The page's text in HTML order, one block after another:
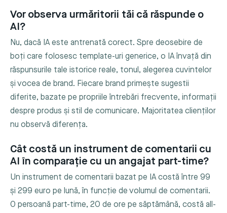
Vor observa urmăritorii tăi că răspunde o
AI?
Nu, dacă IA este antrenată corect. Spre deosebire de
boți care folosesc template-uri generice, o IA învață din
răspunsurile tale istorice reale, tonul, alegerea cuvintelor
și vocea de brand. Fiecare brand primește sugestii
diferite, bazate pe propriile întrebări frecvente, informații
despre produs și stil de comunicare. Majoritatea clienților
nu observă diferența.
Cât costă un instrument de comentarii cu
AI în comparație cu un angajat part-time?
Un instrument de comentarii bazat pe IA costă între 99
și 299 euro pe lună, în funcție de volumul de comentarii.
O persoană part-time, 20 de ore pe săptămână, costă all-